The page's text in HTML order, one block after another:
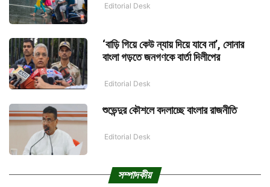
Editorial Desk
‘বাড়ি গিয়ে কেউ ন্যায় দিয়ে যাবে না’, সোনার
বাংলা গড়তে জনগণকে বার্তা দিলীপের
Editorial Desk
শুভেন্দুর কৌশলে বদলাচ্ছে বাংলার রাজনীতি
Editorial Desk
সম্পাদকীয়